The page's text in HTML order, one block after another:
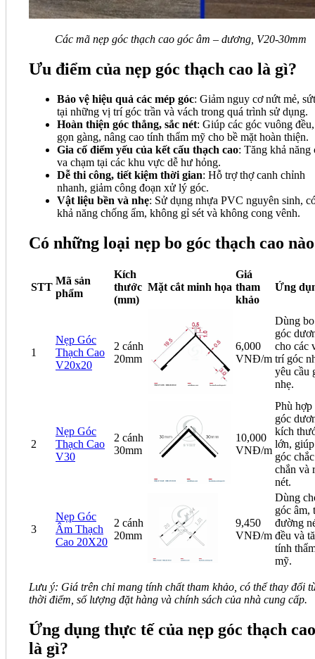
Các mã nẹp góc thạch cao góc âm – dương, V20-30mm
Ưu điểm của nẹp góc thạch cao là gì?
Bảo vệ hiệu quả các mép góc: Giảm nguy cơ nứt mẻ,
tại những vị trí góc trần và vách trong quá trình sử dụng.
Hoàn thiện góc thẳng, sắc nét: Giúp các góc vuông đều,
gọn gàng, nâng cao tính thẩm mỹ cho bề mặt hoàn thiện.
Gia cố điểm yếu của kết cấu thạch cao: Tăng khả năng
va chạm tại các khu vực dễ hư hỏng.
Dễ thi công, tiết kiệm thời gian: Hỗ trợ thợ canh chỉnh
nhanh, giảm công đoạn xử lý góc.
Vật liệu bền và nhẹ: Sử dụng nhựa PVC nguyên sinh,
khả năng chống ẩm, không gỉ sét và không cong vênh.
Có những loại nẹp bo góc thạch cao
STT
Mã sản
phẩm
Kích
thước
(mm)
Mặt cắt minh họa
Giá
tham
khảo
Ứng
1
Nẹp Góc
Thạch Cao
V20x20
2 cánh
20mm
6,000
VNĐ/m
Dùng bo
góc
cho các
trí góc
yêu cầu
nhẹ.
2
Nẹp Góc
Thạch Cao
V30
2 cánh
30mm
10,000
VNĐ/m
Phù hợp
góc
kích
lớn, giúp
góc chắc
chắn và
nét.
3
Nẹp Góc
Âm Thạch
Cao 20X20
2 cánh
20mm
9,450
VNĐ/m
Dùng
góc âm,
đường
đều và
tính
mỹ.
Lưu ý: Giá trên chỉ mang tính chất tham khảo, có thể thay đổi
thời điểm, số lượng đặt hàng và chính sách của nhà cung cấp.
Ứng dụng thực tế của nẹp góc thạch cao
là gì?